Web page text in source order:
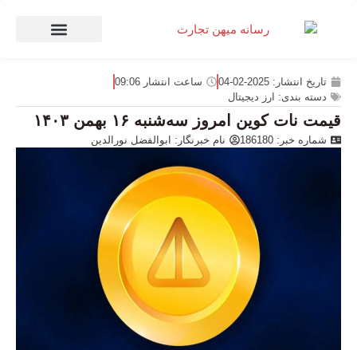
تاریخ انتشار: 2025-02-04 ساعت انتشار 09:06
دسته بندی: ارز دیجیتال
قیمت نات کوین امروز سه‌شنبه ۱۶ بهمن ۱۴۰۳
شماره خبر: 186180 نام خبرنگار: ابوالفضل نورالدین